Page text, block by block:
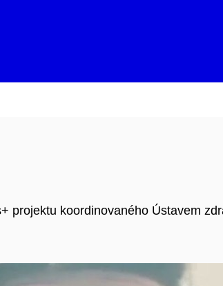
projektu koordinovaného Ústavem